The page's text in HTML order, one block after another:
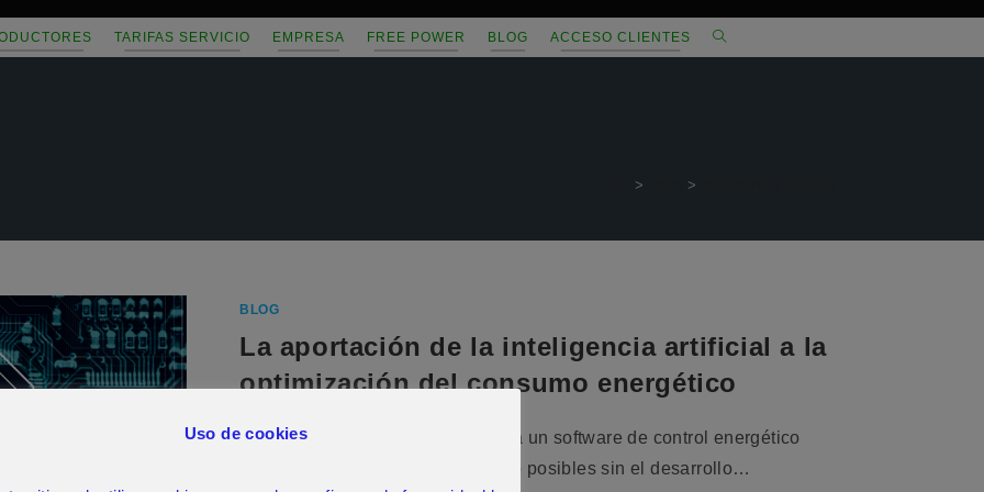
TARIFAS SERVICIO EMPRESA FREE POWER BLOG ACCESO CLIENTES ALTERNAR
> >
BLOG
La aportación de la inteligencia artificial a la
optimización del consumo energético
Los grandes beneficios que aporta un software de control energético
como FP Saver® no hubieran sido posibles sin el desarrollo…
Uso de cookies